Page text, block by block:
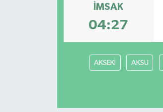
İMSAK
04:27
AKSEKİ AKSU